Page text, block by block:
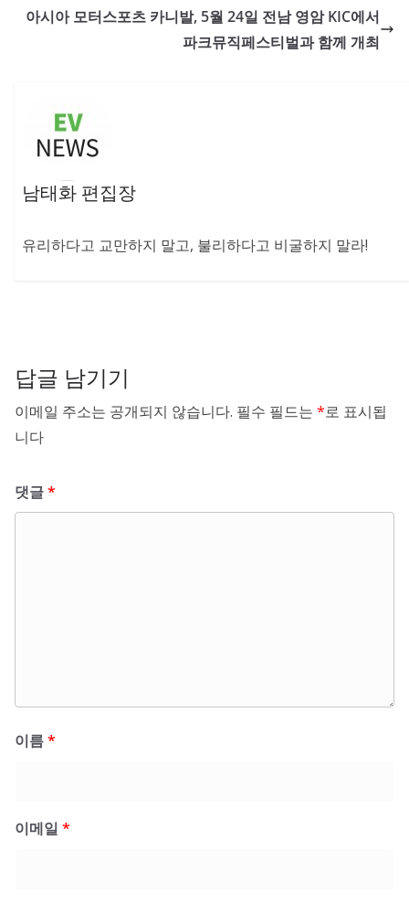
아시아 모터스포츠 카니발, 5월 24일 전남 영암 KIC에서
파크뮤직페스티벌과 함께 개최
남태화 편집장
유리하다고 교만하지 말고, 불리하다고 비굴하지 말라!
답글 남기기
이메일 주소는 공개되지 않습니다. 필수 필드는 *로 표시됩
니다
댓글*
이름*
이메일 *